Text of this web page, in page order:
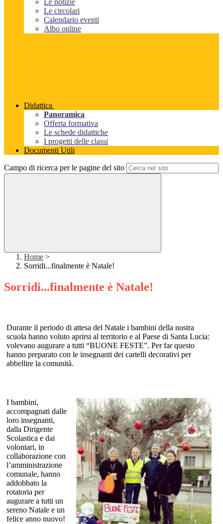
Le notizie
Le circolari
Calendario eventi
Albo online
Didattica
Panoramica
Offerta formativa
Le schede didattiche
I progetti delle classi
Documenti Utili
Campo di ricerca per le pagine del sito
Home >
Sorridi...finalmente è Natale!
Sorridi...finalmente è Natale!
Durante il periodo di attesa del Natale i bambini della nostra
scuola hanno voluto aprirsi al territorio e al Paese di Santa Lucia:
volevano augurare a tutti “BUONE FESTE”. Per far questo
hanno preparato con le insegnanti dei cartelli decorativi per
abbellire la comunità.
I bambini,
accompagnati dalle
loro insegnanti,
dalla Dirigente
Scolastica e dai
volontari, in
collaborazione con
l’amministrazione
comunale, hanno
addobbato la
rotatoria per
augurare a tutti un
sereno Natale e un
felice anno nuovo!